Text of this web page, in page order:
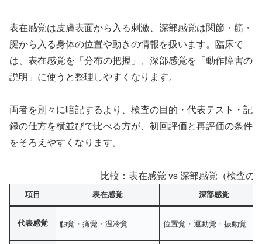
表在感覚は皮膚表面から入る刺激、深部感覚は関節・筋・
腱から入る身体の位置や動きの情報を扱います。臨床で
は、表在感覚を「分布の把握」、深部感覚を「動作障害の
説明」に使うと整理しやすくなります。
両者を別々に暗記するより、検査の目的・代表テスト・記
録の仕方を横並びで比べる方が、初回評価と再評価の条件
をそろえやすくなります。
比較：表在感覚 vs 深部感覚（検査の
項目 表在感覚 深部感覚
代表感覚 触覚・痛覚・温冷覚 位置覚・運動覚・振動覚